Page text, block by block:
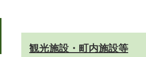
観光施設・町内施設等